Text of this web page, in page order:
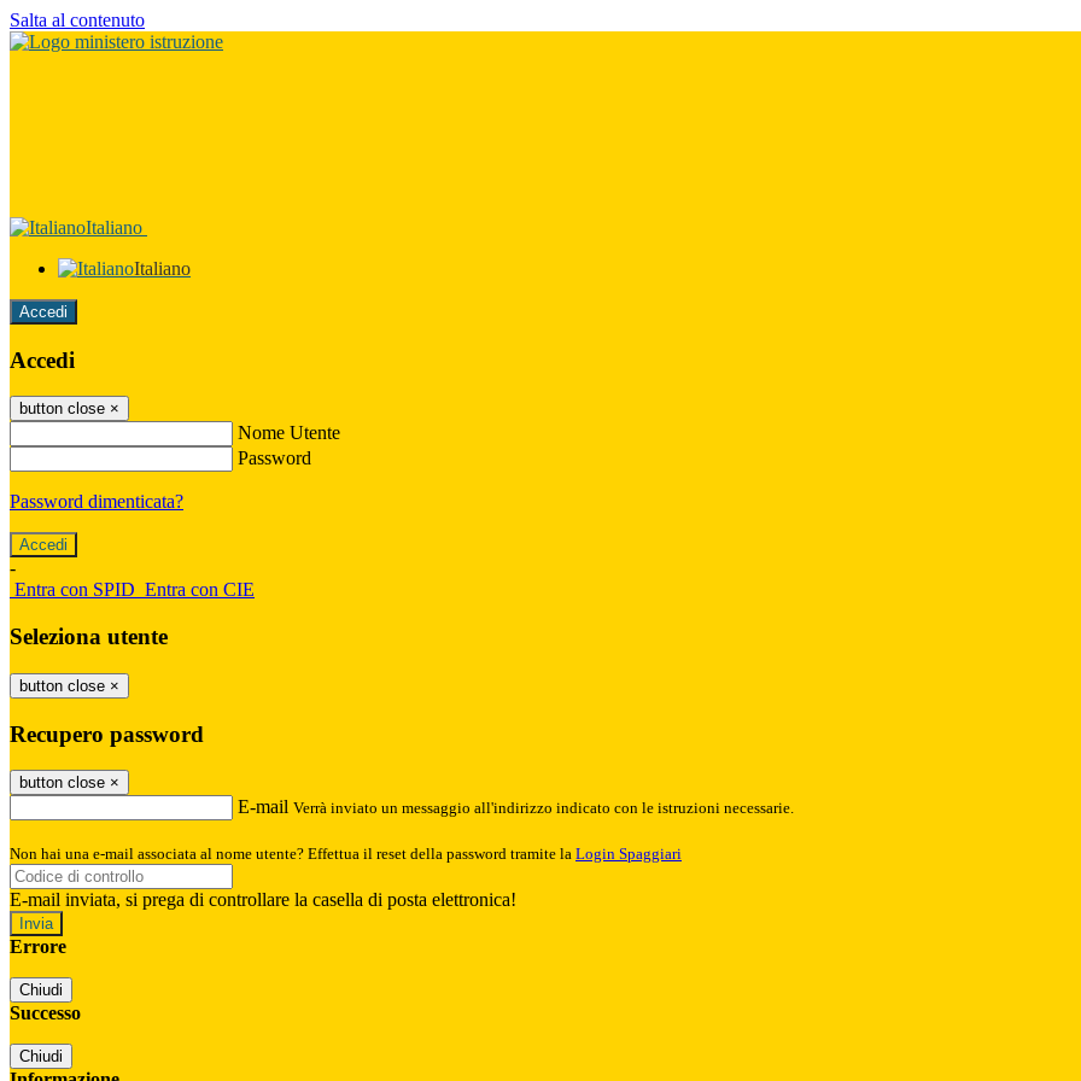
Salta al contenuto
Italiano
Italiano
Accedi
Accedi
button close ×
Nome Utente
Password
Password dimenticata?
-
Entra con SPID Entra con CIE
Seleziona utente
button close ×
Recupero password
button close ×
E-mail Verrà inviato un messaggio all'indirizzo indicato con le istruzioni necessarie.
Non hai una e-mail associata al nome utente? Effettua il reset della password tramite la Login Spaggiari
E-mail inviata, si prega di controllare la casella di posta elettronica!
Errore
Chiudi
Successo
Chiudi